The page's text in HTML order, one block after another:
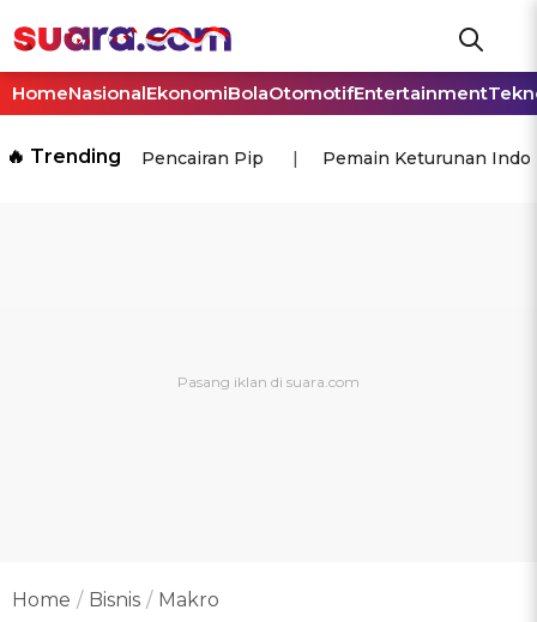
HomeNasionalEkonomiBolaOtomotifEntertainment
🔥 Trending Pencairan Pip Pemain Keturunan
Home Bisnis Makro